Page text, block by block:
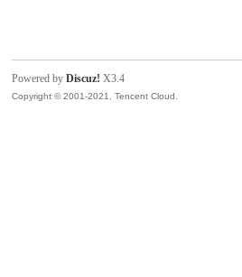
Powered byDiscuz! X3.4
Copyright © 2001-2021, Tencent Cloud.